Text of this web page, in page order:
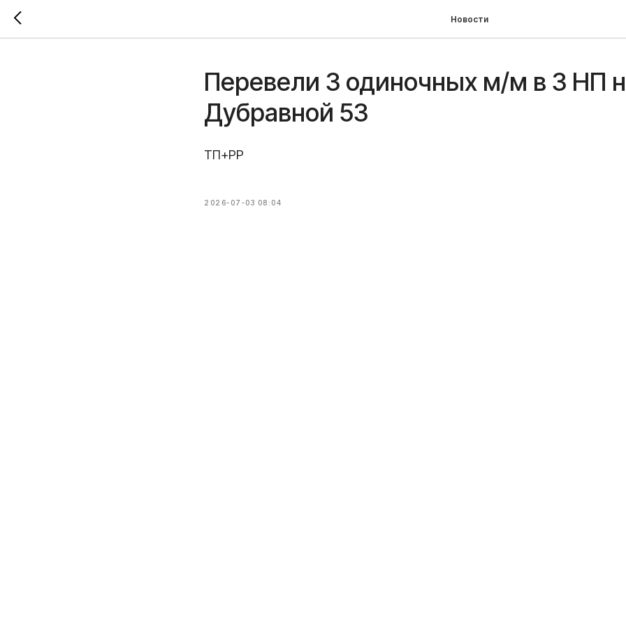
Новости
Перевели 3 одиночных м/м в 3 НП
Дубравной 53
ТП+РР
2026-07-03 08:04